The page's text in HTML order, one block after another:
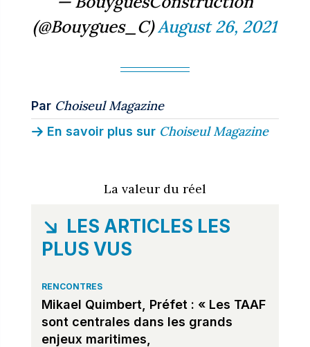
(@Bouygues_C)August 26, 2021
Par Choiseul Magazine
En savoir plus sur Choiseul Magazine
La valeur du réel
LES ARTICLES LES
PLUS VUS
RENCONTRES
Mikael Quimbert, Préfet : « Les TAAF
sont centrales dans les grands
enjeux maritimes,